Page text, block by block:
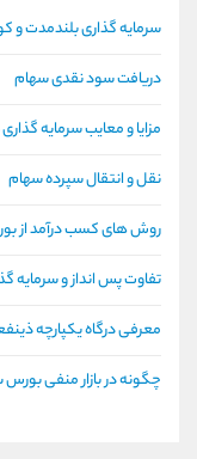
سرمایه گذاری بلندمدت و
دریافت سود نقدی سهام
مزایا و معایب سرمایه
نقل و انتقال سپرده سهام
روش های کسب درآمد از
تفاوت پس انداز و سرمایه
معرفی درگاه یکپارچه
چگونه در بازار منفی